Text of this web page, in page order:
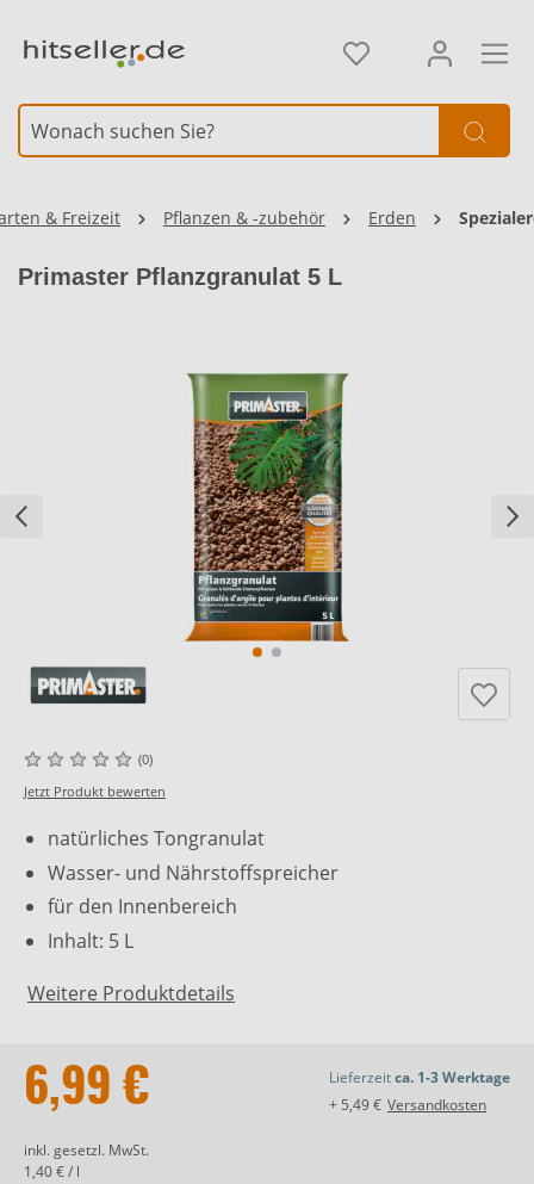
& Freizeit Pflanzen & -zubehör Erden
Primaster Pflanzgranulat 5 L
(0)
Jetzt Produkt bewerten
natürliches Tongranulat
Wasser- und Nährstoffspreicher
für den Innenbereich
Inhalt: 5 L
Weitere Produktdetails
6,99 €
inkl. gesetzl. MwSt.
1,40 € / l
Lieferzeitca. 1-3 Werktage
+ 5,49 € Versandkosten